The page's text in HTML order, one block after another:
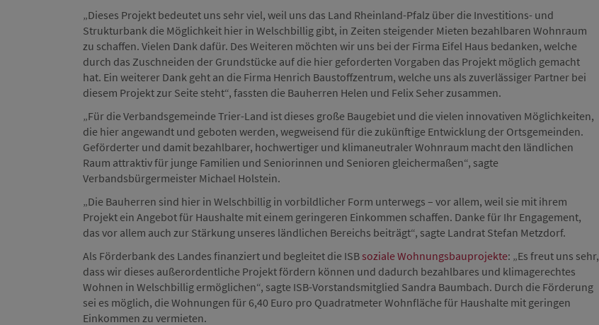
„Dieses Projekt bedeutet uns sehr viel, weil uns das Land Rheinland-Pfalz über die Investitions- und
Strukturbank die Möglichkeit hier in Welschbillig gibt, in Zeiten steigender Mieten bezahlbaren Wohnraum
zu schaffen. Vielen Dank dafür. Des Weiteren möchten wir uns bei der Firma Eifel Haus bedanken, welche
durch das Zuschneiden der Grundstücke auf die hier geforderten Vorgaben das Projekt möglich gemacht
hat. Ein weiterer Dank geht an die Firma Henrich Baustoffzentrum, welche uns als zuverlässiger Partner bei
diesem Projekt zur Seite steht“, fassten die Bauherren Helen und Felix Seher zusammen.
„Für die Verbandsgemeinde Trier-Land ist dieses große Baugebiet und die vielen innovativen Möglichkeiten,
die hier angewandt und geboten werden, wegweisend für die zukünftige Entwicklung der Ortsgemeinden.
Geförderter und damit bezahlbarer, hochwertiger und klimaneutraler Wohnraum macht den ländlichen
Raum attraktiv für junge Familien und Seniorinnen und Senioren gleichermaßen“, sagte
Verbandsbürgermeister Michael Holstein.
„Die Bauherren sind hier in Welschbillig in vorbildlicher Form unterwegs – vor allem, weil sie mit ihrem
Projekt ein Angebot für Haushalte mit einem geringeren Einkommen schaffen. Danke für Ihr Engagement,
das vor allem auch zur Stärkung unseres ländlichen Bereichs beiträgt“, sagte Landrat Stefan Metzdorf.
Als Förderbank des Landes finanziert und begleitet die ISBsoziale Wohnungsbauprojekte: „Es freut uns sehr,
dass wir dieses außerordentliche Projekt fördern können und dadurch bezahlbares und klimagerechtes
Wohnen in Welschbillig ermöglichen“, sagte ISB-Vorstandsmitglied Sandra Baumbach. Durch die Förderung
sei es möglich, die Wohnungen für 6,40 Euro pro Quadratmeter Wohnfläche für Haushalte mit geringen
Einkommen zu vermieten.